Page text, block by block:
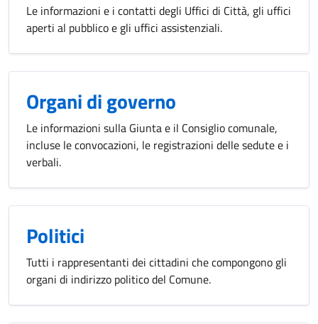
Le informazioni e i contatti degli Uffici di Città, gli uffici
aperti al pubblico e gli uffici assistenziali.
Organi di governo
Le informazioni sulla Giunta e il Consiglio comunale,
incluse le convocazioni, le registrazioni delle sedute e i
verbali.
Politici
Tutti i rappresentanti dei cittadini che compongono gli
organi di indirizzo politico del Comune.